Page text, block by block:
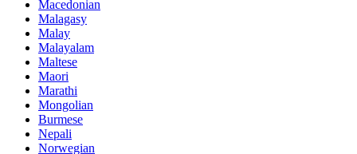
Macedonian
Malagasy
Malay
Malayalam
Maltese
Maori
Marathi
Mongolian
Burmese
Nepali
Norwegian